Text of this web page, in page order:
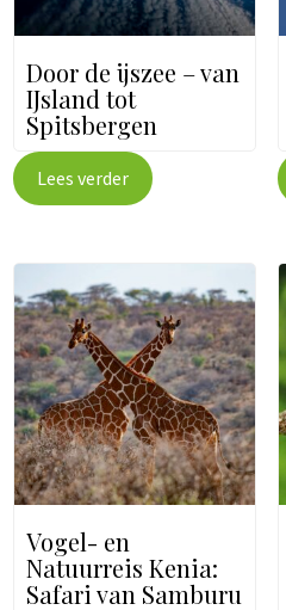
Door de ijszee – van
IJsland tot
Spitsbergen
Lees verder
Vogel- en
Natuurreis Kenia:
Safari van Samburu